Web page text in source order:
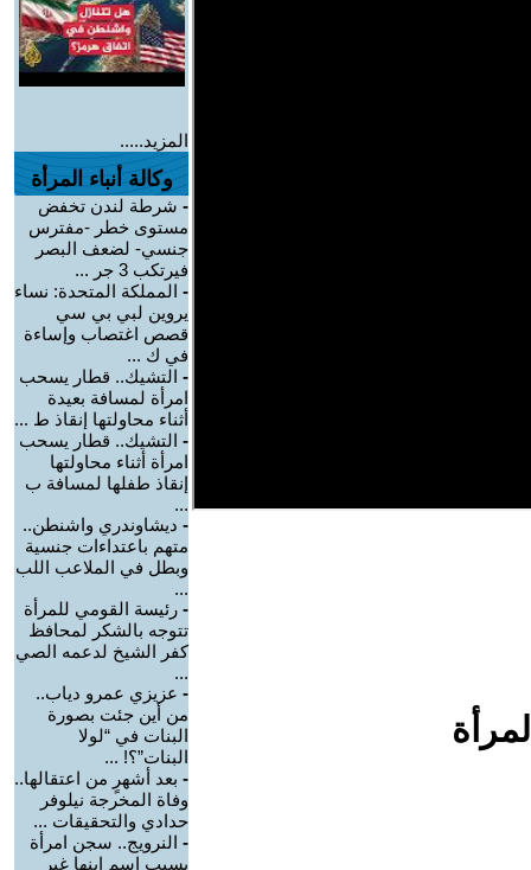
المزيد.....
وكالة أنباء المرأة
- شرطة لندن تخفض
مستوى خطر -مفترس
جنسي- لضعف البصر
فيرتكب 3 جر ...
- المملكة المتحدة: نساء
يروين لبي بي سي
قصص اغتصاب وإساءة
في ك ...
- التشيك.. قطار يسحب
امرأة لمسافة بعيدة
أثناء محاولتها إنقاذ ط ...
- التشيك.. قطار يسحب
امرأة أثناء محاولتها
إنقاذ طفلها لمسافة ب
...
- ديشاوندري واشنطن..
متهم باعتداءات جنسية
وبطل في الملاعب اللب
...
- رئيسة القومي للمرأة
تتوجه بالشكر لمحافظ
كفر الشيخ لدعمه الصي
...
- عزيزي عمرو دياب..
من أين جئت بصورة
البنات في “لولا
البنات”؟! ...
- بعد أشهرٍ من اعتقالها..
وفاة المخرجة نيلوفر
حدادي والتحقيقات ...
- النرويج.. سجن امرأة
بسبب اسم ابنها غير